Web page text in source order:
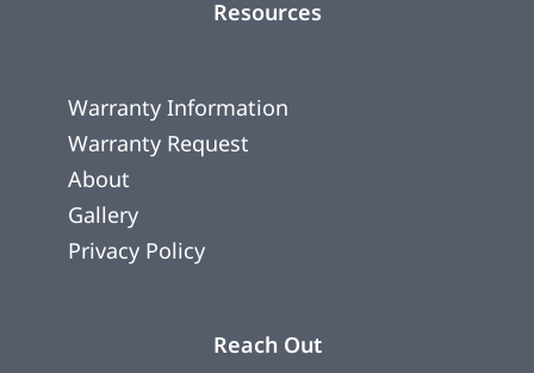
Resources
Warranty Information
Warranty Request
About
Gallery
Privacy Policy
Reach Out